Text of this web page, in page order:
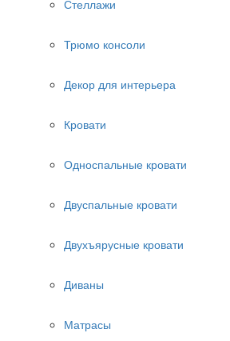
Стеллажи
Трюмо консоли
Декор для интерьера
Кровати
Односпальные кровати
Двуспальные кровати
Двухъярусные кровати
Диваны
Матрасы